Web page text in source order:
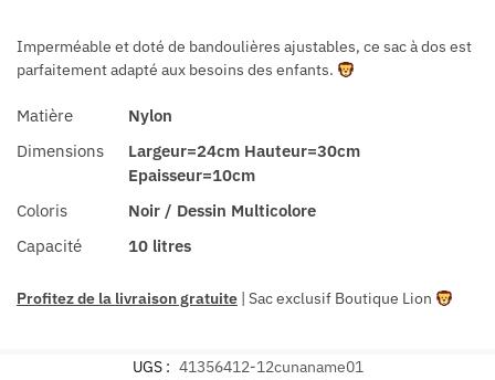
Imperméable et doté de bandoulières ajustables, ce sac à dos est
parfaitement adapté aux besoins des enfants.
Matière
Nylon
Dimensions
Largeur=24cm Hauteur=30cm
Epaisseur=10cm
Coloris
Noir / Dessin Multicolore
Capacité
10 litres
Profitez de la livraison gratuite | Sac exclusif Boutique Lion
UGS : 41356412-12cunaname01